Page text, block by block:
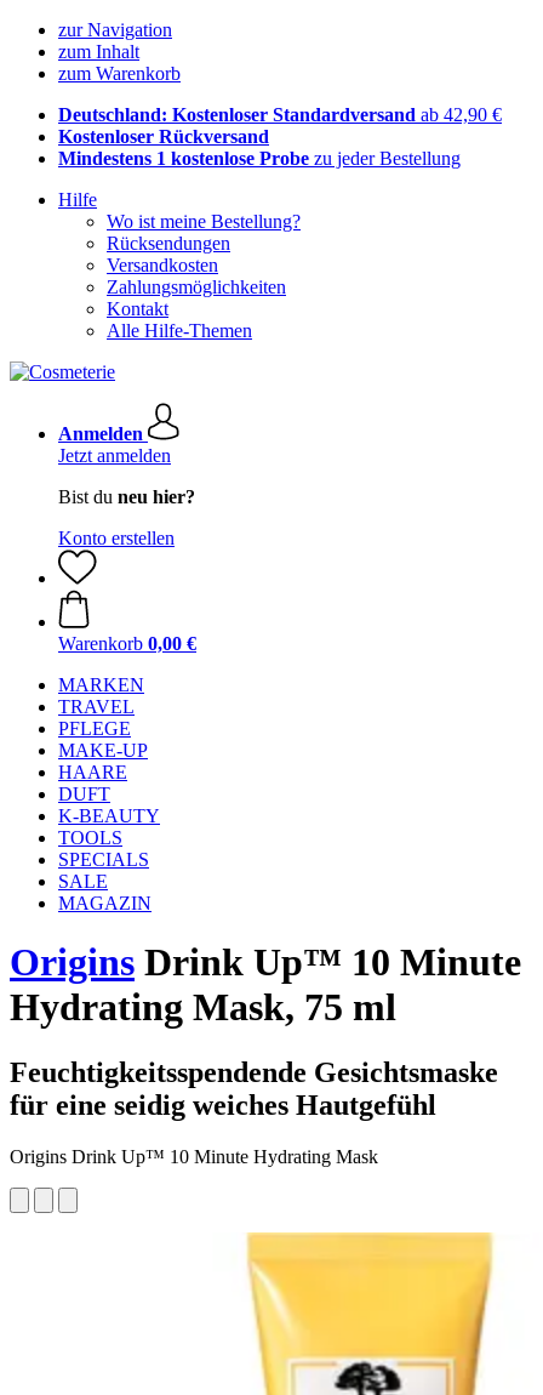
zur Navigation
zum Inhalt
zum Warenkorb
Deutschland: Kostenloser Standardversand ab 42,90 €
Kostenloser Rückversand
Mindestens 1 kostenlose Probe zu jeder Bestellung
Hilfe
Wo ist meine Bestellung?
Rücksendungen
Versandkosten
Zahlungsmöglichkeiten
Kontakt
Alle Hilfe-Themen
Anmelden
Jetzt anmelden
Bist du neu hier?
Konto erstellen
Warenkorb 0,00 €
MARKEN
TRAVEL
PFLEGE
MAKE-UP
HAARE
DUFT
K-BEAUTY
TOOLS
SPECIALS
SALE
MAGAZIN
Origins Drink Up™ 10 Minute
Hydrating Mask, 75 ml
Feuchtigkeitsspendende Gesichtsmaske
für eine seidig weiches Hautgefühl
Origins Drink Up™ 10 Minute Hydrating Mask